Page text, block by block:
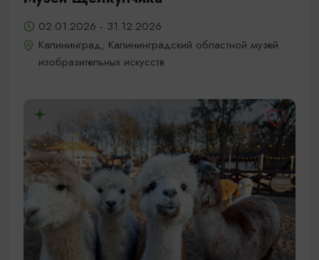
02.01.2026 - 31.12.2026
Калининград, Калининградский областной музей
изобразительных искусств